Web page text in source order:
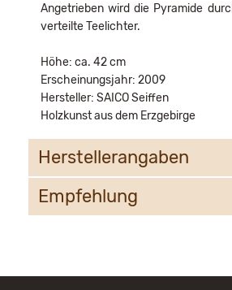
Angetrieben wird die Pyramide
verteilte Teelichter.
Höhe: ca. 42 cm
Erscheinungsjahr: 2009
Hersteller: SAICO Seiffen
Holzkunst aus dem Erzgebirge
Herstellerangaben
Saico GmbH Seiffen
Empfehlung